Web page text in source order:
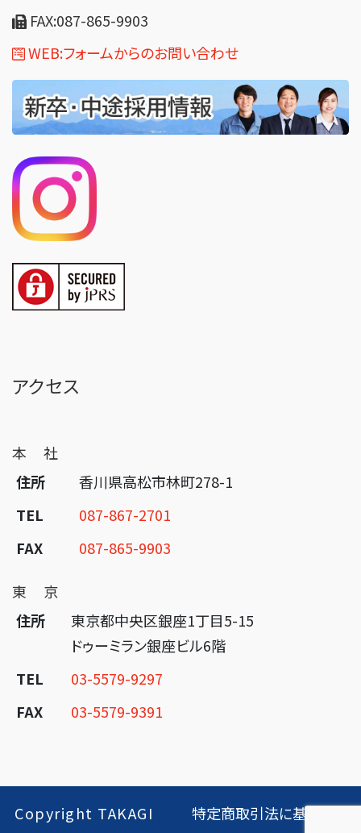
FAX:087-865-9903
WEB:フォームからのお問い合わせ
アクセス
本 社
住所
香川県高松市林町278-1
TEL
087-867-2701
FAX
087-865-9903
東 京
住所
東京都中央区銀座1丁目5-15
ドゥーミラン銀座ビル6階
TEL
03-5579-9297
FAX
03-5579-9391
Copyright TAKAGI
特定商取引法に基づく表